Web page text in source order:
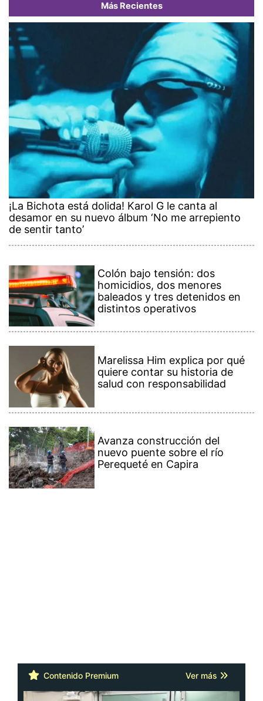
Más Recientes
¡La Bichota está dolida! Karol G le canta al
desamor en su nuevo álbum ‘No me arrepiento
de sentir tanto’
Colón bajo tensión: dos
homicidios, dos menores
baleados y tres detenidos en
distintos operativos
Marelissa Him explica por qué
quiere contar su historia de
salud con responsabilidad
Avanza construcción del
nuevo puente sobre el río
Perequeté en Capira
Contenido Premium Ver más